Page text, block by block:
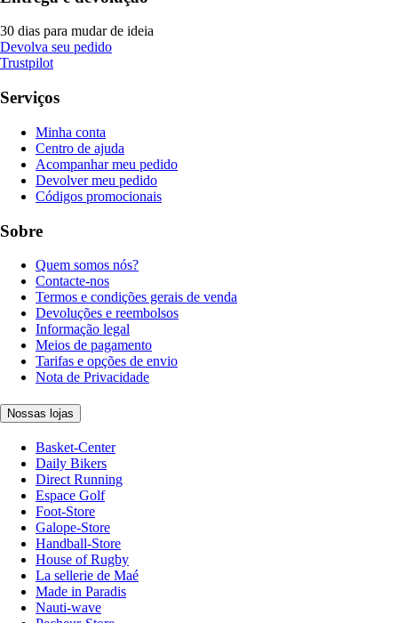
30 dias para mudar de ideia
Devolva seu pedido
Trustpilot
Serviços
Minha conta
Centro de ajuda
Acompanhar meu pedido
Devolver meu pedido
Códigos promocionais
Sobre
Quem somos nós?
Contacte-nos
Termos e condições gerais de venda
Devoluções e reembolsos
Informação legal
Meios de pagamento
Tarifas e opções de envio
Nota de Privacidade
Nossas lojas
Basket-Center
Daily Bikers
Direct Running
Espace Golf
Foot-Store
Galope-Store
Handball-Store
House of Rugby
La sellerie de Maé
Made in Paradis
Nauti-wave